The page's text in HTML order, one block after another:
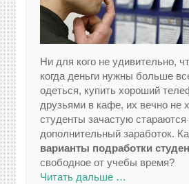
Ни для кого не удивительно,
когда деньги нужны больше
одеться, купить хороший
друзьями в кафе, их вечно не
студенты зачастую стараются
дополнительный заработок.
варианты подработки
свободное от учебы время?
Читать дальше …